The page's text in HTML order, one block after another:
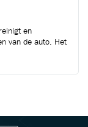
en
van de auto. Het